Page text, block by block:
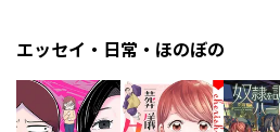
エッセイ・日常・ほのぼの